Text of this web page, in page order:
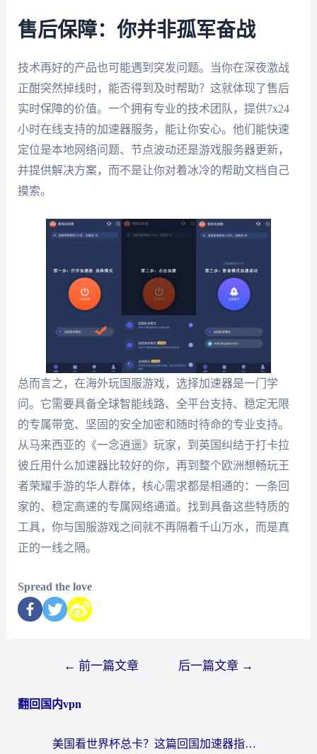
售后保障：你并非孤军奋战
技术再好的产品也可能遇到突发问题。当你在深夜激战
正酣突然掉线时，能否得到及时帮助？这就体现了售后
实时保障的价值。一个拥有专业的技术团队，提供7x24
小时在线支持的加速器服务，能让你安心。他们能快速
定位是本地网络问题、节点波动还是游戏服务器更新，
并提供解决方案，而不是让你对着冰冷的帮助文档自己
摸索。
总而言之，在海外玩国服游戏，选择加速器是一门学
问。它需要具备全球智能线路、全平台支持、稳定无限
的专属带宽、坚固的安全加密和随时待命的专业支持。
从马来西亚的《一念逍遥》玩家，到英国纠结于打卡拉
彼丘用什么加速器比较好的你，再到整个欧洲想畅玩王
者荣耀手游的华人群体，核心需求都是相通的：一条回
家的、稳定高速的专属网络通道。找到具备这些特质的
工具，你与国服游戏之间就不再隔着千山万水，而是真
正的一线之隔。
Spread the love
← 前一篇文章 后一篇文章 →
翻回国内vpn
美国看世界杯总卡？这篇回国加速器指南帮你无缝刷国内资源（附苹果手机VPN设置步骤）